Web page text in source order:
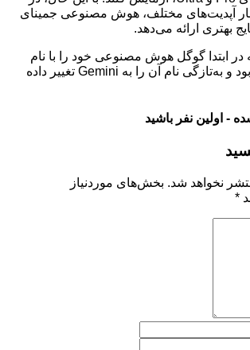
آپدیت‌های مختلف، هوش مصنوعی جمینای
بهتری ارائه می‌دهد.
در ابتدا گوگل هوش مصنوعی خود را با نام
Bard معرفی کرده بود و به‌تازگی نام آن را به Gemini تغییر داده
- اولین نفر باشید
نخواهد شد. بخش‌های موردنیاز
*